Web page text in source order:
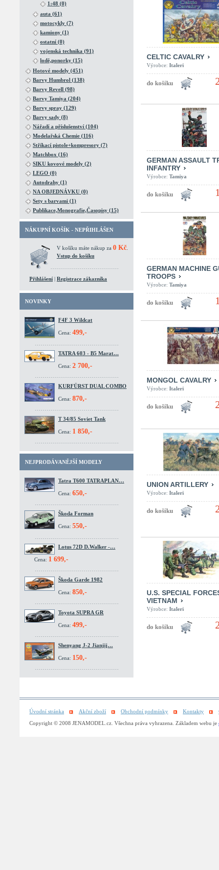
1:48 (0)
auta (61)
motocykly (7)
kamiony (1)
ostatní (0)
vojenská technika (91)
lodě,ponorky (15)
Hotové modely (451)
Barvy Humbrol (138)
Barvy Revell (98)
Barvy Tamiya (204)
Barvy spray (129)
Barvy sady (8)
Nářadí a příslušenství (104)
Modelařská Chemie (116)
Stříkací pistole+kompresory (7)
Matchbox (16)
SIKU kovové modely (2)
LEGO (0)
Autodrahy (1)
NA OBJEDNÁVKU (0)
Sety s barvami (1)
Publikace,Monografie,Časopisy (15)
NÁKUPNÍ KOŠÍK - NEPŘIHLÁŠEN
V košíku máte nákup za 0 Kč
Vstup do košíku
Přihlášení | Registrace zákazníka
NOVINKY
F4F 3 Wildcat
Cena: 499,-
TATRA 603 - B5 Marat…
Cena: 2 700,-
KURFÜRST DUAL COMBO
Cena: 870,-
T 34/85 Soviet Tank
Cena: 1 850,-
NEJPRODÁVANĚJŠÍ MODELY
Tatra T600 TATRAPLAN…
Cena: 650,-
Škoda Forman
Cena: 550,-
Lotus 72D D.Walker -…
Cena: 1 699,-
Škoda Garde 1982
Cena: 850,-
Toyota SUPRA GR
Cena: 499,-
Shenyang J-2 Jianjij…
Cena: 150,-
CELTIC CAVALRY
Výrobce: Italeri
GERMAN ASSAULT
INFANTRY
Výrobce: Tamiya
GERMAN MACHINE
TROOPS
Výrobce: Tamiya
MONGOL CAVALRY
Výrobce: Italeri
UNION ARTILLERY
Výrobce: Italeri
U.S. SPECIAL
VIETNAM
Výrobce: Italeri
Úvodní stránka Akční zboží Obchodní podmínky Kontakty
Copyright © 2008 JENAMODEL.cz. Všechna práva vyhrazena. Základem webu je